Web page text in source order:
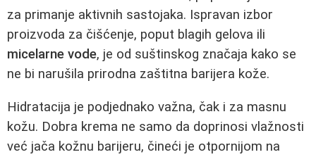
za primanje aktivnih sastojaka. Ispravan izbor
proizvoda za čišćenje, poput blagih gelova ili
micelarne vode, je od suštinskog značaja kako se
ne bi narušila prirodna zaštitna barijera kože.
Hidratacija je podjednako važna, čak i za masnu
kožu. Dobra krema ne samo da doprinosi vlažnosti
već jača kožnu barijeru, čineći je otpornijom na